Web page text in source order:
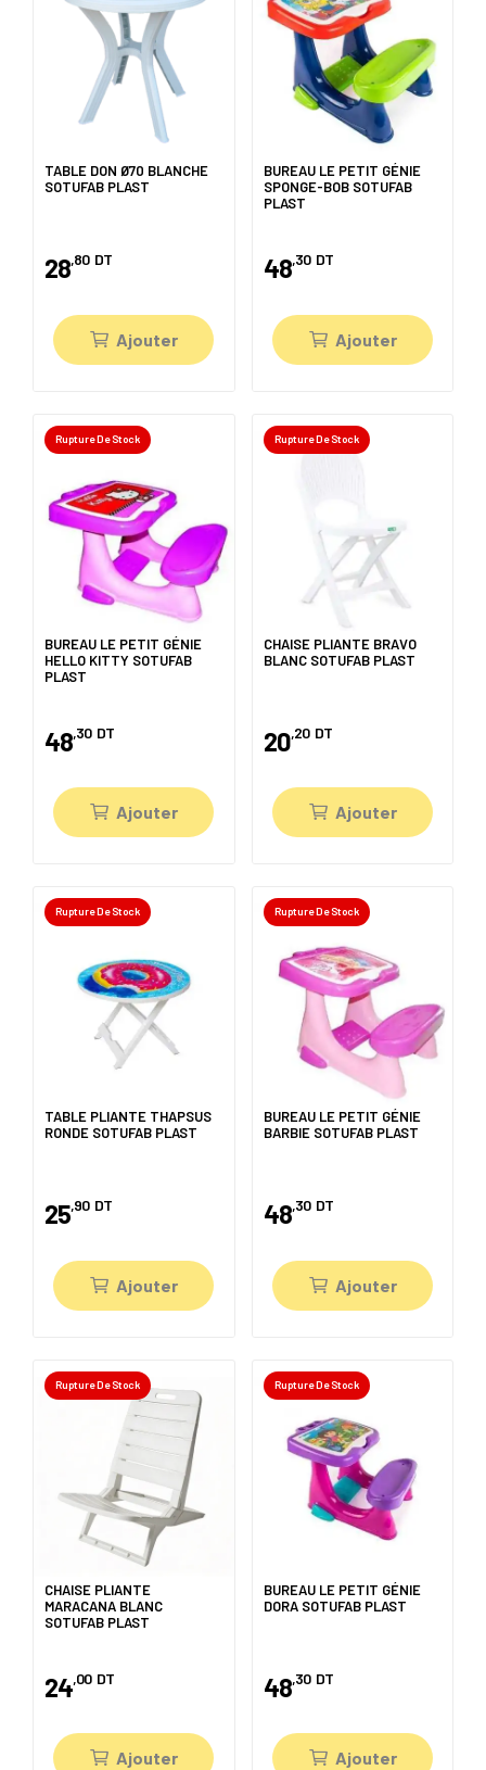
TABLE DON Ø70 BLANCHE
SOTUFAB PLAST
28,80 DT
Ajouter
BUREAU LE PETIT GÉNIE
SPONGE-BOB SOTUFAB
PLAST
48,30 DT
Ajouter
Rupture De Stock
BUREAU LE PETIT GÉNIE
HELLO KITTY SOTUFAB
PLAST
48,30 DT
Ajouter
Rupture De Stock
CHAISE PLIANTE BRAVO
BLANC SOTUFAB PLAST
20,20 DT
Ajouter
Rupture De Stock
TABLE PLIANTE THAPSUS
RONDE SOTUFAB PLAST
25,90 DT
Ajouter
Rupture De Stock
BUREAU LE PETIT GÉNIE
BARBIE SOTUFAB PLAST
48,30 DT
Ajouter
Rupture De Stock
CHAISE PLIANTE
MARACANA BLANC
SOTUFAB PLAST
24,00 DT
Ajouter
Rupture De Stock
BUREAU LE PETIT GÉNIE
DORA SOTUFAB PLAST
48,30 DT
Ajouter